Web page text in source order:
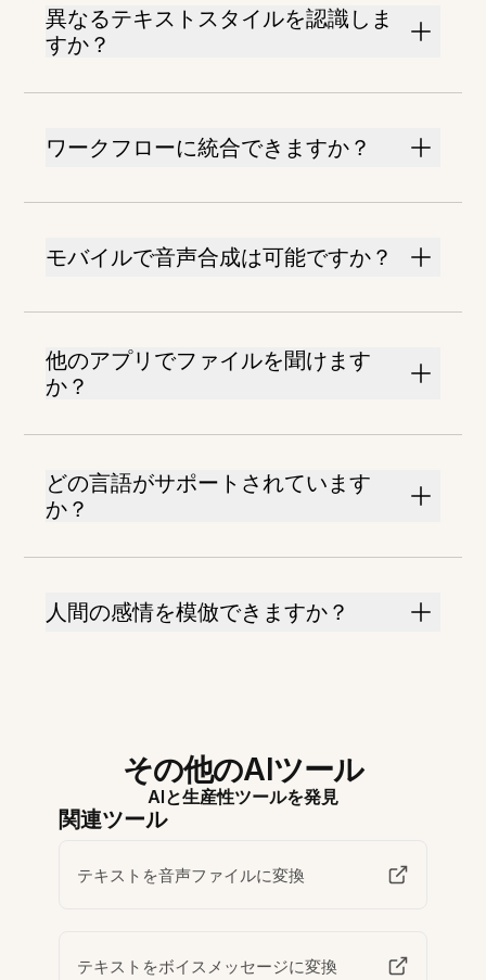
異なるテキストスタイルを認識しま
すか？
ワークフローに統合できますか？
モバイルで音声合成は可能ですか？
他のアプリでファイルを聞けます
か？
どの言語がサポートされています
か？
人間の感情を模倣できますか？
その他のAIツール
AIと生産性ツールを発見
関連ツール
テキストを音声ファイルに変換
テキストをボイスメッセージに変換